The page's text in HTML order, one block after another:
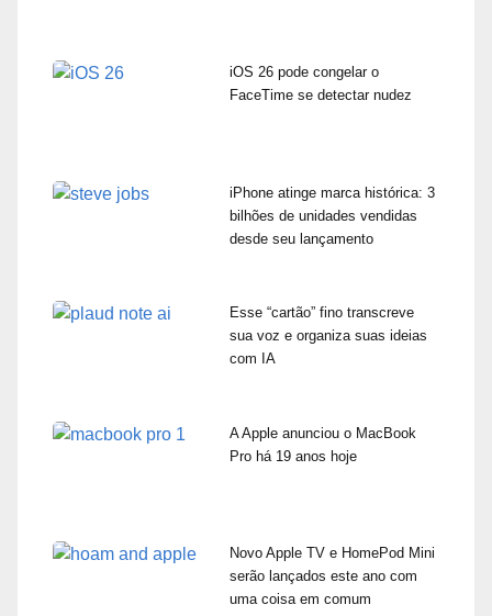
iOS 26 pode congelar o
FaceTime se detectar nudez
iPhone atinge marca histórica: 3
bilhões de unidades vendidas
desde seu lançamento
Esse “cartão” fino transcreve
sua voz e organiza suas ideias
com IA
A Apple anunciou o MacBook
Pro há 19 anos hoje
Novo Apple TV e HomePod Mini
serão lançados este ano com
uma coisa em comum